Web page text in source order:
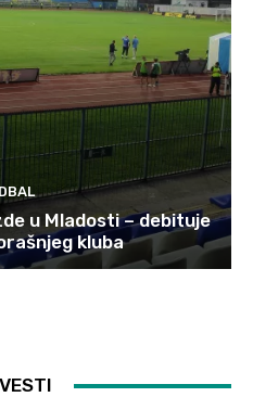
u Mladosti – debituje
kluba